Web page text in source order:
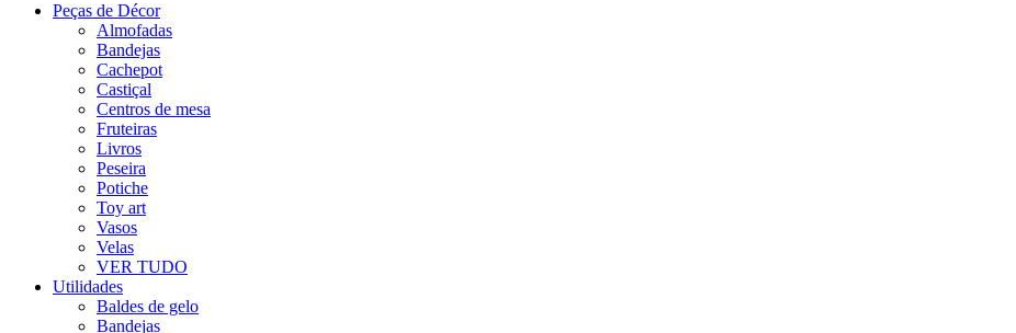
Peças de Décor
Almofadas
Bandejas
Cachepot
Castiçal
Centros de mesa
Fruteiras
Livros
Peseira
Potiche
Toy art
Vasos
Velas
VER TUDO
Utilidades
Baldes de gelo
Bandejas